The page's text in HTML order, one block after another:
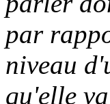
par
niveau
qu'elle